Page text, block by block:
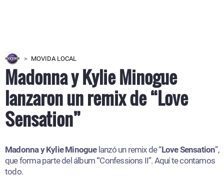
MOVIDA LOCAL
Madonna y Kylie Minogue
lanzaron un remix de “Love
Sensation”
Madonna y Kylie Minogue lanzó un remix de “Love Sensation”,
que forma parte del álbum “Confessions II”. Aquí te contamos
todo.